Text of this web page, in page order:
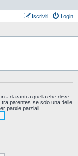
Login
Iscriviti
- davanti a quella che deve
tra parentesi se solo una delle
parole parziali.